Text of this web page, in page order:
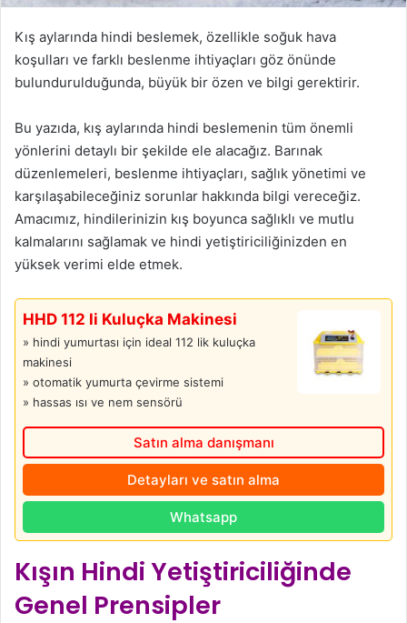
Kış aylarında hindi beslemek, özellikle soğuk hava
koşulları ve farklı beslenme ihtiyaçları göz önünde
bulundurulduğunda, büyük bir özen ve bilgi gerektirir.
Bu yazıda, kış aylarında hindi beslemenin tüm önemli
yönlerini detaylı bir şekilde ele alacağız. Barınak
düzenlemeleri, beslenme ihtiyaçları, sağlık yönetimi ve
karşılaşabileceğiniz sorunlar hakkında bilgi vereceğiz.
Amacımız, hindilerinizin kış boyunca sağlıklı ve mutlu
kalmalarını sağlamak ve hindi yetiştiriciliğinizden en
yüksek verimi elde etmek.
HHD 112 li Kuluçka Makinesi
» hindi yumurtası için ideal 112 lik kuluçka
makinesi
» otomatik yumurta çevirme sistemi
» hassas ısı ve nem sensörü
Satın alma danışmanı
Detayları ve satın alma
Whatsapp
Kışın Hindi Yetiştiriciliğinde
Genel Prensipler